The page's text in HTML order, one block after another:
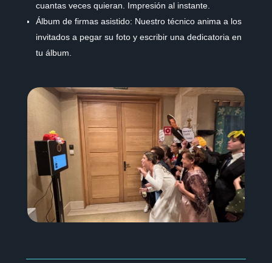
cuantas veces quieran. Impresión al instante.
Álbum de firmas asistido: Nuestro técnico anima a los
invitados a pegar su foto y escribir una dedicatoria en
tu álbum.